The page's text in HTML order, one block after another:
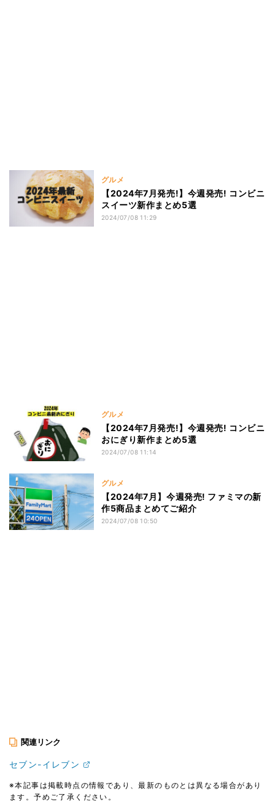
グルメ
【2024年7月発売!】今週発売! コンビニ
スイーツ新作まとめ5選
2024/07/08 11:29
グルメ
【2024年7月発売!】今週発売! コンビニ
おにぎり新作まとめ5選
2024/07/08 11:14
グルメ
【2024年7月】今週発売! ファミマの新
作5商品まとめてご紹介
2024/07/08 10:50
関連リンク
セブン-イレブン
※本記事は掲載時点の情報であり、最新のものとは異なる場合があり
ます。予めご了承ください。